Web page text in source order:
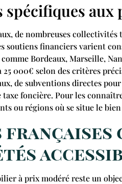
spécifiques
de nombreuses
soutiens financiers varient
Bordeaux, Marseille,
000€ selon des critères
de subventions directes pour
taxe foncière. Pour les
ou régions où se situe le bien
à prix modéré reste un